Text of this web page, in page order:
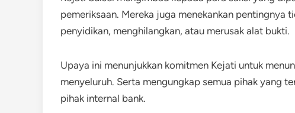
pemeriksaan. Mereka juga menekankan pentingnya
penyidikan, menghilangkan, atau merusak alat bukti.
Upaya ini menunjukkan komitmen Kejati untuk
menyeluruh. Serta mengungkap semua pihak yang
pihak internal bank.